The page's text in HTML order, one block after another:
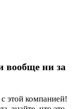
вообще ни за
этой компанией!